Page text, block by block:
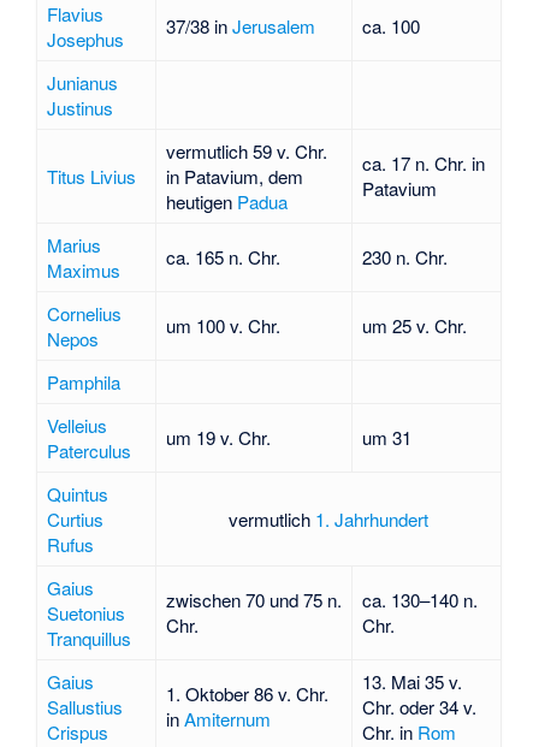
Flavius
Josephus
37/38 inJerusalem ca. 100
Junianus
Justinus
Titus Livius
vermutlich 59 v. Chr.
in Patavium, dem
heutigen Padua
ca. 17 n. Chr. in
Patavium
Marius
Maximus
ca. 165 n. Chr. 230 n. Chr.
Cornelius
Nepos
um 100 v. Chr. um 25 v. Chr.
Pamphila
Velleius
Paterculus
um 19 v. Chr. um 31
Quintus
Curtius
Rufus
vermutlich 1. Jahrhundert
Gaius
Suetonius
Tranquillus
zwischen 70 und 75 n.
Chr.
ca. 130–140 n.
Chr.
Gaius
Sallustius
Crispus
1. Oktober 86 v. Chr.
inAmiternum
13. Mai 35 v.
Chr. oder 34 v.
Chr. in Rom